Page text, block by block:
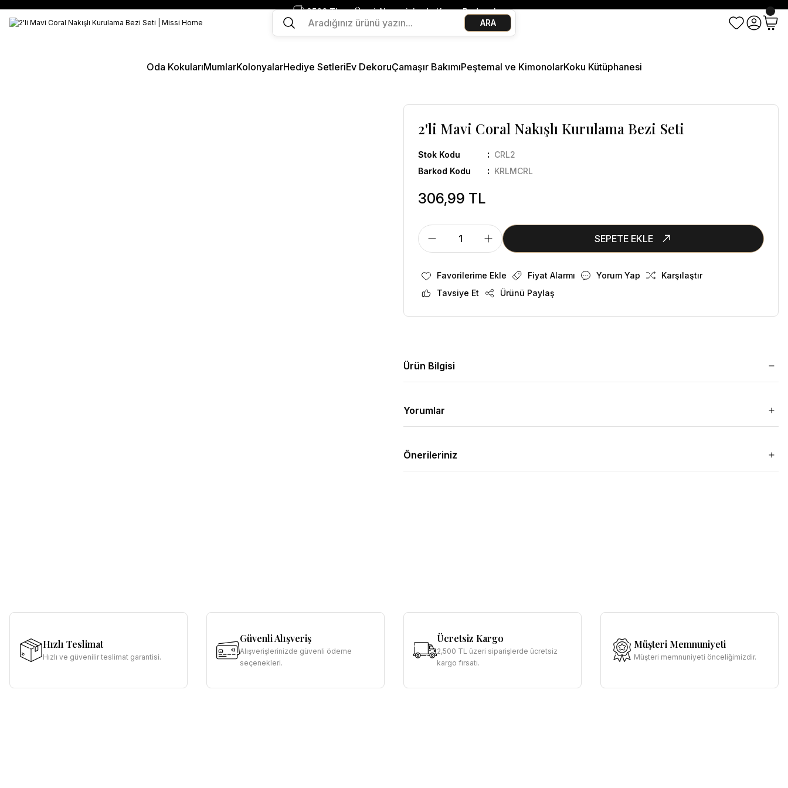
2500 TL ve Üzeri Alışverişlerde Kargo Bedava!
Ege Esintisi 2 Al 1 Öde
Missi Kokularda 3 Al 2 Öde
ARA
Oda KokularıMumlarKolonyalarHediye SetleriEv DekoruÇamaşır BakımıPeştemal ve KimonolarKoku Kütüphanesi
2'li Mavi Coral Nakışlı Kurulama Bezi Seti
Stok Kodu
CRL2
Barkod Kodu
KRLMCRL
306,99 TL
SEPETE EKLE
Fiyat Alarmı Yorum Yap
Karşılaştır
Tavsiye Et
Ürünü Paylaş
Ürün Bilgisi
Yorumlar
Önerileriniz
Hızlı Teslimat
Hızlı ve güvenilir teslimat garantisi.
Güvenli Alışveriş
Alışverişlerinizde güvenli ödeme
seçenekleri.
Ücretsiz Kargo
2,500 TL üzeri siparişlerde ücretsiz
kargo fırsatı.
Müşteri Memnuniyeti
Müşteri memnuniyeti önceliğimizdir.